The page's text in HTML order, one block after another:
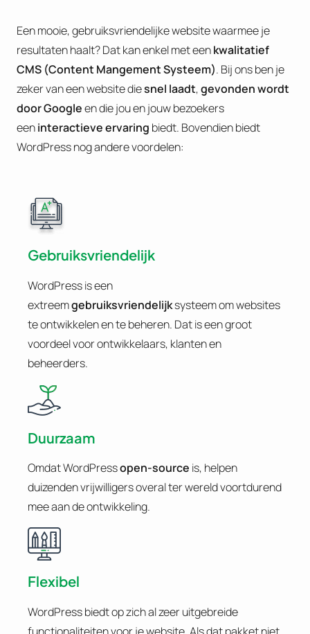
Een mooie, gebruiksvriendelijke website waarmee je
resultaten haalt? Dat kan enkel met eenkwalitatief
CMS (Content Mangement Systeem). Bij ons ben je
zeker van een website diesnel laadt,gevonden wordt
door Googleen die jou en jouw bezoekers
eeninteractieve ervaring biedt. Bovendien biedt
WordPress nog andere voordelen:
Gebruiksvriendelijk
WordPress is een
extreemgebruiksvriendelijksysteem om websites
te ontwikkelen en te beheren. Dat is een groot
voordeel voor ontwikkelaars, klanten en
beheerders.
Duurzaam
Omdat WordPressopen-source is, helpen
duizenden vrijwilligers overal ter wereld voortdurend
mee aan de ontwikkeling.
Flexibel
WordPress biedt op zich al zeer uitgebreide